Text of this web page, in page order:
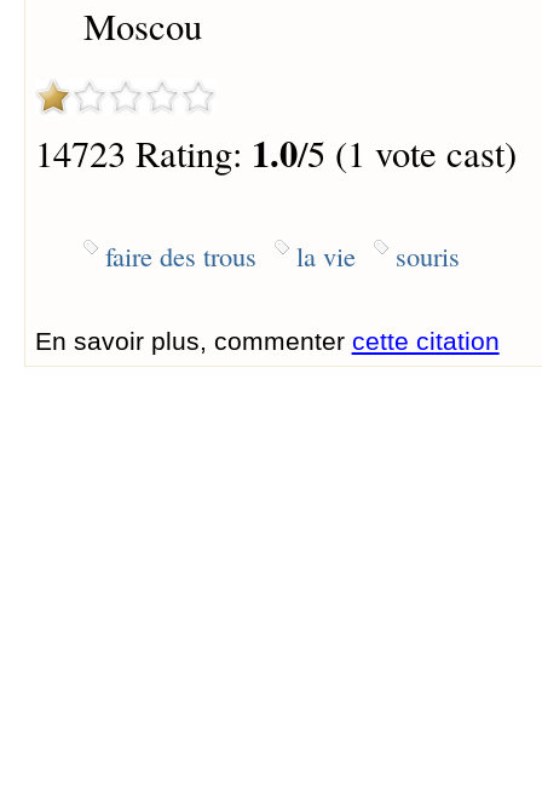
Moscou
14723 Rating: 1.0/5 (1 vote cast)
faire des trous la vie souris
En savoir plus, commenter cette citation